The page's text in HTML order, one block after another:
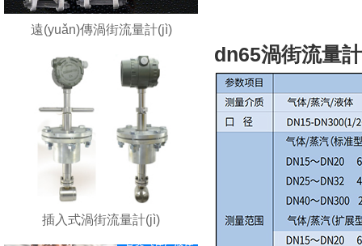
遠(yuǎn)傳渦街流量計(jì)
插入式渦街流量計(jì)
dn65渦街流量